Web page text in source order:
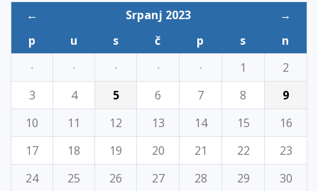
← Srpanj 2023
→
p
u s č p s
n
·
· · · · 1
2
3
4 5 6 7 8
9
10
11 12 13 14 15
16
17
18 19 20 21 22
23
24
25 26 27 28 29
30